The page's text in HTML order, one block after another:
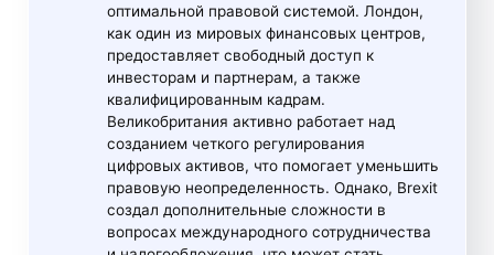
оптимальной правовой системой. Лондон,
как один из мировых финансовых центров,
предоставляет свободный доступ к
инвесторам и партнерам, а также
квалифицированным кадрам.
Великобритания активно работает над
созданием четкого регулирования
цифровых активов, что помогает уменьшить
правовую неопределенность. Однако, Brexit
создал дополнительные сложности в
вопросах международного сотрудничества